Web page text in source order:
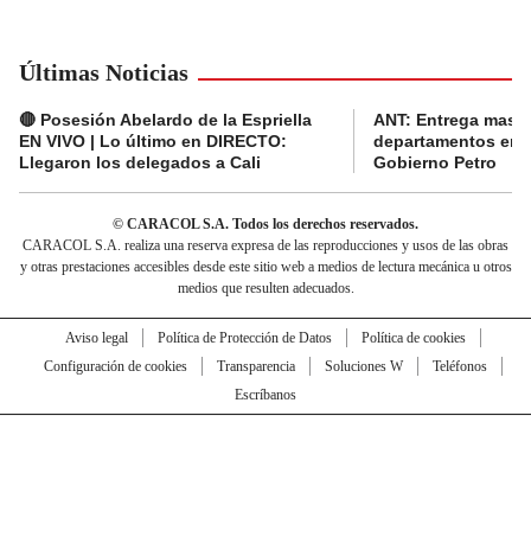
Últimas Noticias
🔴 Posesión Abelardo de la Espriella
EN VIVO | Lo último en DIRECTO:
Llegaron los delegados a Cali
ANT: Entrega
departamentos en
Gobierno Petro
© CARACOL S.A. Todos los derechos reservados.
CARACOL S.A. realiza una reserva expresa de las reproducciones y usos de las obras
y otras prestaciones accesibles desde este sitio web a medios de lectura mecánica u otros
medios que resulten adecuados.
Aviso legal Política de Protección de Datos
Política de cookies
Configuración de cookies
Transparencia Soluciones W
Teléfonos
Escríbanos